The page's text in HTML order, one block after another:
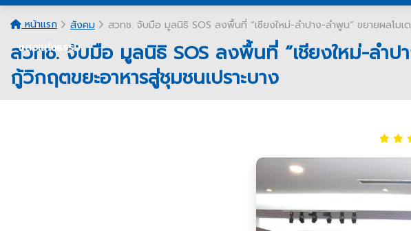
แสงแห่งธรรม
หน้าแรก สังคม สวทช. จับมือ มูลนิธิ SOS ลงพื้นที่ “เชียงใหม่-ลำปาง-ลำพูน” ขยายผลโมเ
สวทช. จับมือ มูลนิธิ SOS ลงพื้นที่ “เชียงใหม่-ลำป
กู้วิกฤตขยะอาหารสู่ชุมชนเปราะบาง